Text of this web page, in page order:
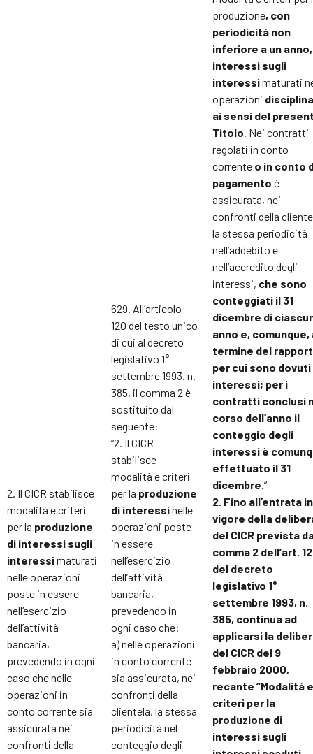
2. Il CICR stabilisce
modalità e criteri
per la produzione
di interessi sugli
interessimaturati
nelle operazioni
poste in essere
nell’esercizio
dell’attività
bancaria,
prevedendo in ogni
caso che nelle
operazioni in
conto corrente sia
assicurata nei
confronti della
629. All’articolo
120 del testo unico
di cui al decreto
legislativo 1°
settembre 1993. n.
385, il comma 2 è
sostituito dal
seguente:
“2. Il CICR
stabilisce
modalità e criteri
per la produzione
di interessinelle
operazioni poste
in essere
nell’esercizio
dell’attività
bancaria,
prevedendo in
ogni caso che:
a) nelle operazioni
in conto corrente
sia assicurata, nei
confronti della
clientela, la stessa
periodicità nel
conteggio degli
produzione, con
periodicità non
inferiore a un
interessi sugli
interessimaturati
operazioni
ai sensi del
Titolo . Nei contratti
regolati in conto
corrente o in conto
pagamento è
assicurata, nei
confronti della
la stessa periodicità
nell’addebito e
nell’accredito degli
interessi, che sono
conteggiati il 31
dicembre di
anno e, comunque,
termine del
per cui sono dovuti
interessi; per i
contratti conclusi
corso dell’anno il
conteggio degli
interessi è
effettuato il 31
dicembre. ”
2. Fino all’entrata in
vigore della
del CICR prevista
comma 2 dell’art.
del decreto
legislativo 1°
settembre 1993, n.
385, continua ad
applicarsi la
del CICR del 9
febbraio 2000,
recante “Modalità e
criteri per la
produzione di
interessi sugli